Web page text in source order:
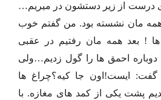
درست از زیر دستشون در میریم…
مان نشسته بود. من گفتم خوب
! بعد همه مان رفتیم در عقبی
احمق ها را گول زدیم…ولی
ایست!اون جا کیه؟چراغ ها
پشت یکی از کمد های مغازه. با